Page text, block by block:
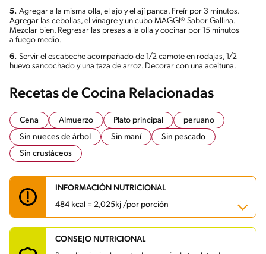
5. Agregar a la misma olla, el ajo y el ají panca. Freír por 3 minutos.
Agregar las cebollas, el vinagre y un cubo MAGGI® Sabor Gallina.
Mezclar bien. Regresar las presas a la olla y cocinar por 15 minutos
a fuego medio.
6. Servir el escabeche acompañado de 1/2 camote en rodajas, 1/2
huevo sancochado y una taza de arroz. Decorar con una aceituna.
Recetas de Cocina Relacionadas
Cena Almuerzo Plato principal
peruano
Sin nueces de árbol
Sin maní
Sin pescado
Sin crustáceos
INFORMACIÓN NUTRICIONAL
484 kcal = 2,025kj /por porción
Carbohidratos 77.6 g
CONSEJO NUTRICIONAL